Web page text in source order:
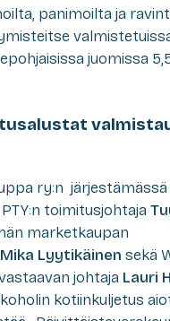
panimoilta ja
juomissa
ry:n järjestämässä
toimitusjohtaja
marketkaupan
Mika Lyytikäinen sekä
johtaja Lauri
kotiinkuljetus